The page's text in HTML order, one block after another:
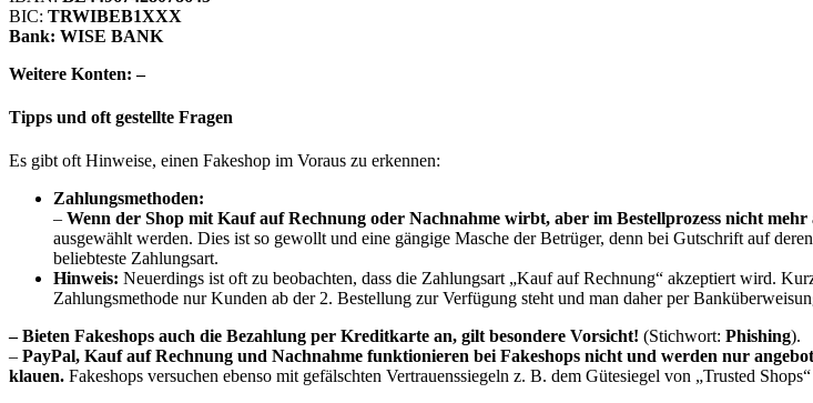
BIC: TRWIBEB1XXX
Bank: WISE BANK
Weitere Konten: –
Tipps und oft gestellte Fragen
Es gibt oft Hinweise, einen Fakeshop im Voraus zu erkennen:
Zahlungsmethoden:
– Wenn der Shop mit Kauf auf Rechnung oder Nachnahme wirbt, aber im Bestellprozess nicht
ausgewählt werden. Dies ist so gewollt und eine gängige Masche der Betrüger, denn bei Gutschrift auf
beliebteste Zahlungsart.
Hinweis: Neuerdings ist oft zu beobachten, dass die Zahlungsart „Kauf auf Rechnung“ akzeptiert wird.
Zahlungsmethode nur Kunden ab der 2. Bestellung zur Verfügung steht und man daher per
– Bieten Fakeshops auch die Bezahlung per Kreditkarte an, gilt besondere Vorsicht! (Stichwort: Phishing).
– PayPal, Kauf auf Rechnung und Nachnahme funktionieren bei Fakeshops nicht und werden nur
klauen. Fakeshops versuchen ebenso mit gefälschten Vertrauenssiegeln z. B. dem Gütesiegel von „Trusted